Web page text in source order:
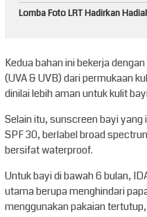
Lomba Foto LRT Hadirkan
Kedua bahan ini bekerja
(UVA & UVB) dari permukaan
dinilai lebih aman untuk kulit
Selain itu, sunscreen bayi
SPF 30, berlabel broad
bersifat waterproof.
Untuk bayi di bawah 6 bulan,
utama berupa menghindari
menggunakan pakaian